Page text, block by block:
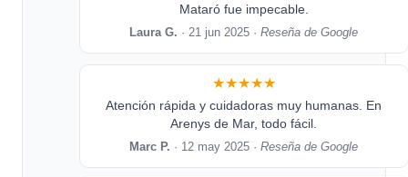
Mataró fue impecable.
Laura G. · 21 jun 2025 ·Reseña de Google
★★★★★
Atención rápida y cuidadoras muy humanas. En
Arenys de Mar, todo fácil.
Marc P. · 12 may 2025 ·Reseña de Google